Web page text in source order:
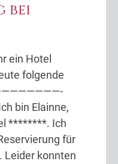
bei
ein Hotel
folgende
bin Elainne,
********. Ich
für
Leider konnten